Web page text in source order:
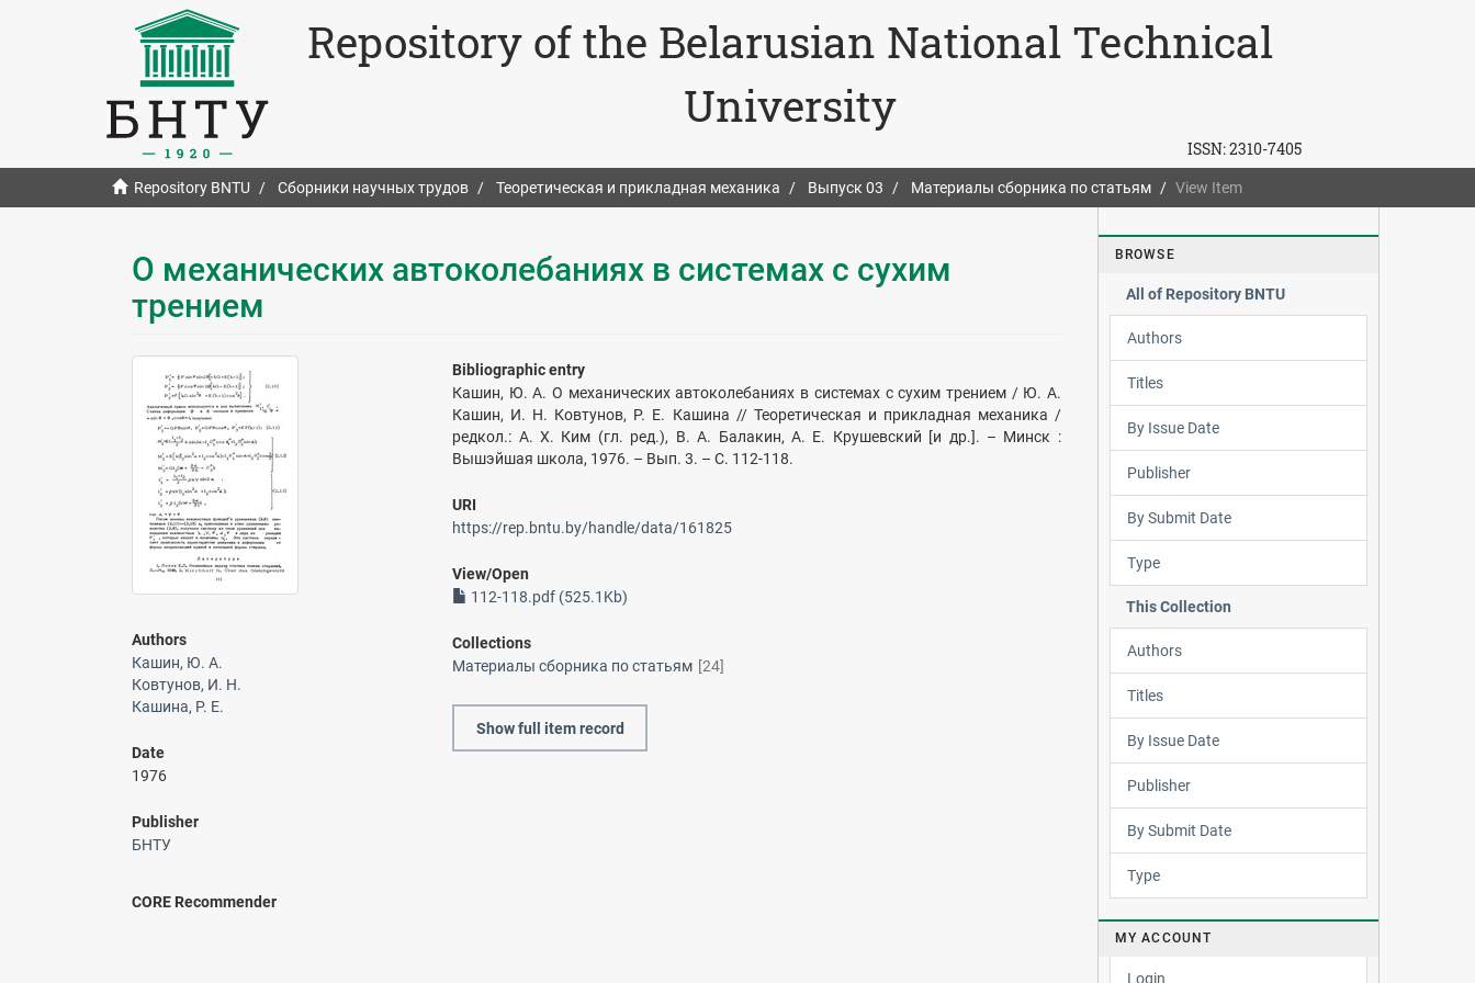
Repository of the Belarusian National Technical
University
ISSN:2310-7405
Repository BNTU Сборники научных трудов Теоретическая и прикладная механика Выпуск 03 Материалы сборника по статьям View Item
О механических автоколебаниях в системах c сухим
трением
Authors
Кашин, Ю. А.
Ковтунов, И. Н.
Кашина, Р. Е.
Date
1976
Publisher
БНТУ
Bibliographic entry
Кашин, Ю. А. О механических автоколебаниях в системах c сухим трением / Ю. А.
Кашин, И. Н. Ковтунов, Р. Е. Кашина // Теоретическая и прикладная механика /
редкол.: А. Х. Ким (гл. ред.), В. А. Балакин, А. Е. Крушевский [и др.]. – Минск :
Вышэйшая школа, 1976. – Вып. 3. – С. 112-118.
URI
https://rep.bntu.by/handle/data/161825
View/Open
112-118.pdf (525.1Kb)
Collections
Материалы сборника по статьям [24]
Show full item record
CORE Recommender
BROWSE
All of Repository BNTU
Authors
Titles
By Issue Date
Publisher
By Submit Date
Type
This Collection
Authors
Titles
By Issue Date
Publisher
By Submit Date
Type
MY ACCOUNT
Login